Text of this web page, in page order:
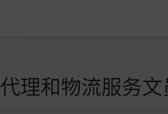
理和物流服务文